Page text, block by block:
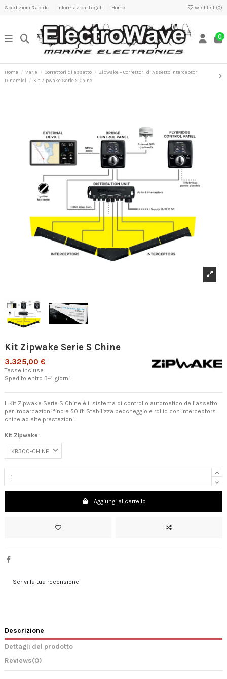
Spedizioni Rapide Informazioni Legali Home Wishlist (0)
0
Home Varie Correttori di assetto
Zipwake – Correttori di Assetto Interceptor
Dinamici
Kit Zipwake Serie S Chine
Kit Zipwake Serie S Chine
3.325,00 €
Tasse incluse
Spedito entro 3-4 giorni
Il Kit Zipwake Serie S Chine è il sistema di controllo automatico dell’assetto
per imbarcazioni fino a 50 ft. Stabilizza beccheggio e rollio con interceptors
chine ad alte prestazioni.
Kit Zipwake
Aggiungi al carrello
Scrivi la tua recensione
Descrizione
Dettagli del prodotto
Reviews(0)